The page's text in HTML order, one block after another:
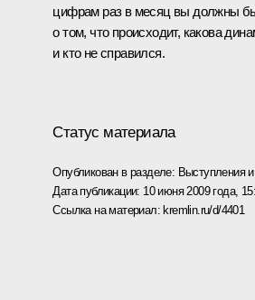
цифрам раз в месяц вы должны
о том, что происходит, какова
и кто не справился.
Статус материала
Опубликован в разделе: Выступления
Дата публикации: 10 июня 2009 года,
Ссылка на материал:kremlin.ru/d/4401